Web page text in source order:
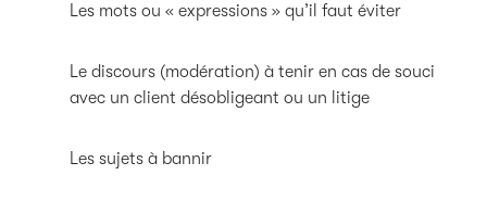
Les mots ou « expressions » qu’il faut éviter
Le discours (modération) à tenir en cas de souci
avec un client désobligeant ou un litige
Les sujets à bannir